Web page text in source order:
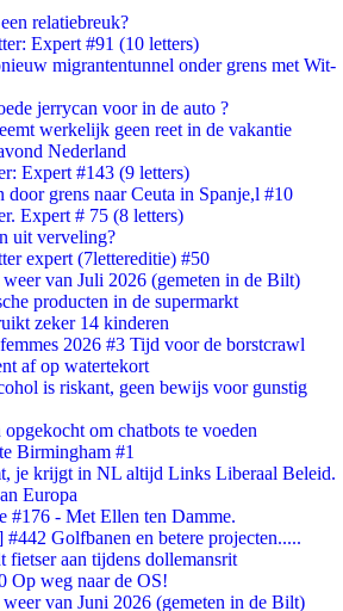
relatiebreuk?
Expert #91 (10 letters)
migrantentunnel onder grens met Wit-
jerrycan voor in de auto ?
werkelijk geen reet in de vakantie
Nederland
Expert #143 (9 letters)
door grens naar Ceuta in Spanje,l #10
Expert # 75 (8 letters)
uit verveling?
expert (7lettereditie) #50
van Juli 2026 (gemeten in de Bilt)
producten in de supermarkt
zeker 14 kinderen
2026 #3 Tijd voor de borstcrawl
af op watertekort
is riskant, geen bewijs voor gunstig
om chatbots te voeden
Birmingham #1
je krijgt in NL altijd Links Liberaal Beleid.
Europa
#176 - Met Ellen ten Damme.
Golfbanen en betere projecten.....
aan tijdens dollemansrit
Op weg naar de OS!
van Juni 2026 (gemeten in de Bilt)